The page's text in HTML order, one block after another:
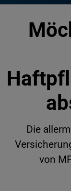
Die
von